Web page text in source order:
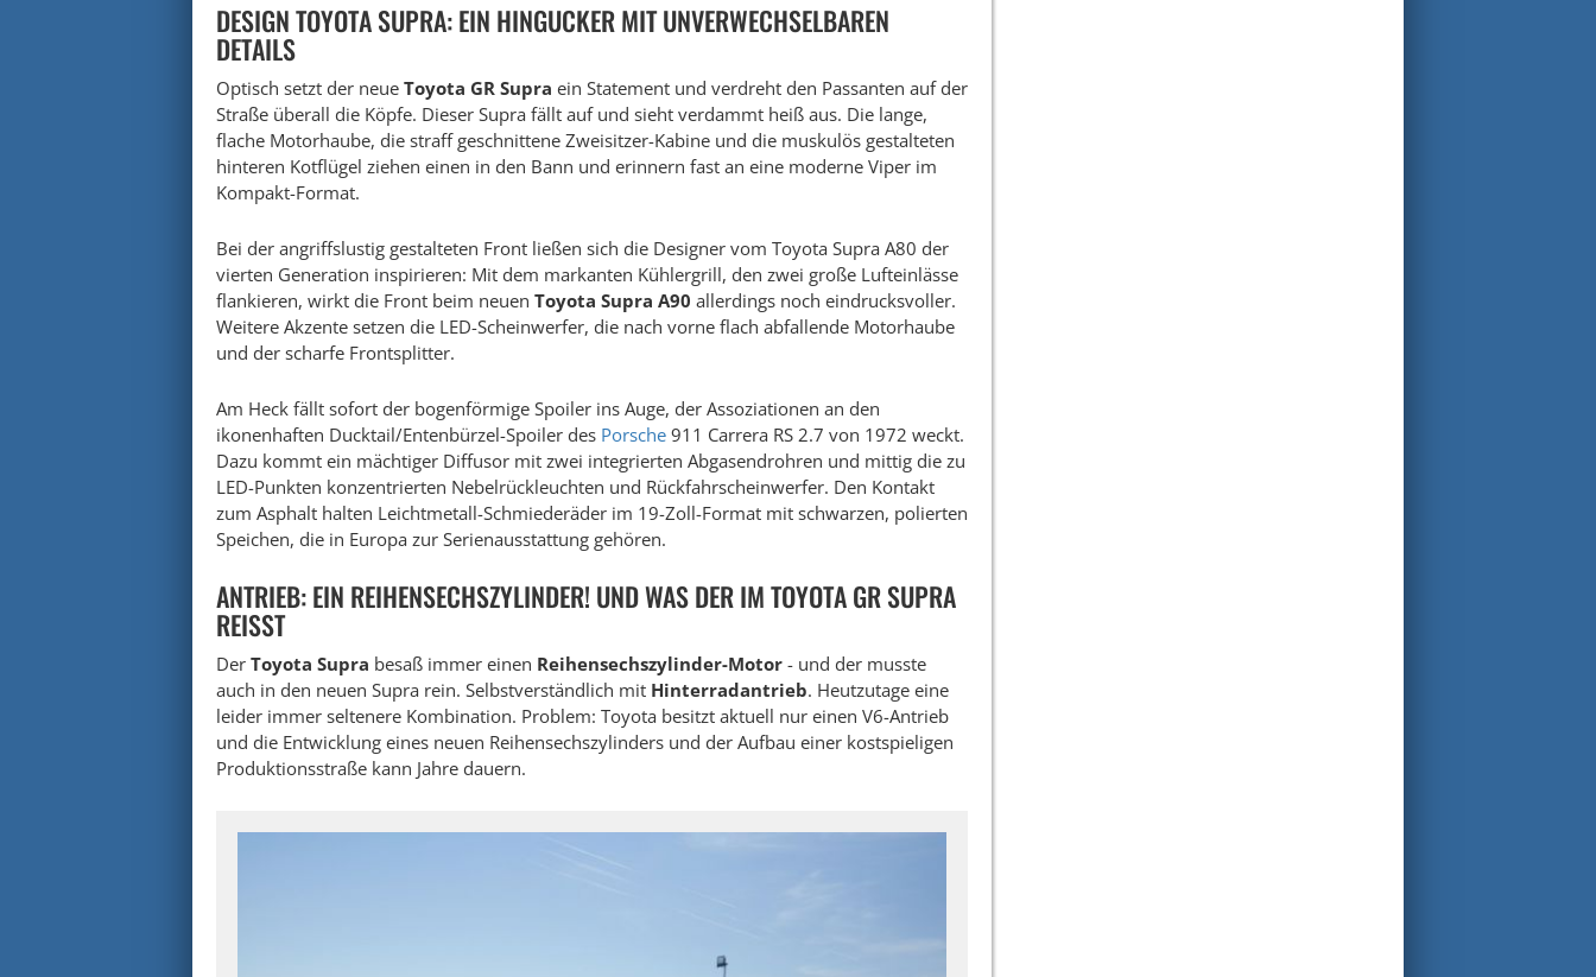
DESIGN TOYOTA SUPRA: EIN HINGUCKER MIT UNVERWECHSELBAREN
DETAILS
Optisch setzt der neue Toyota GR Supra ein Statement und verdreht den Passanten auf der
Straße überall die Köpfe. Dieser Supra fällt auf und sieht verdammt heiß aus. Die lange,
flache Motorhaube, die straff geschnittene Zweisitzer-Kabine und die muskulös gestalteten
hinteren Kotflügel ziehen einen in den Bann und erinnern fast an eine moderne Viper im
Kompakt-Format.
Bei der angriffslustig gestalteten Front ließen sich die Designer vom Toyota Supra A80 der
vierten Generation inspirieren: Mit dem markanten Kühlergrill, den zwei große Lufteinlässe
flankieren, wirkt die Front beim neuen Toyota Supra A90 allerdings noch eindrucksvoller.
Weitere Akzente setzen die LED-Scheinwerfer, die nach vorne flach abfallende Motorhaube
und der scharfe Frontsplitter.
Am Heck fällt sofort der bogenförmige Spoiler ins Auge, der Assoziationen an den
ikonenhaften Ducktail/Entenbürzel-Spoiler des Porsche 911 Carrera RS 2.7 von 1972 weckt.
Dazu kommt ein mächtiger Diffusor mit zwei integrierten Abgasendrohren und mittig die zu
LED-Punkten konzentrierten Nebelrückleuchten und Rückfahrscheinwerfer. Den Kontakt
zum Asphalt halten Leichtmetall-Schmiederäder im 19-Zoll-Format mit schwarzen, polierten
Speichen, die in Europa zur Serienausstattung gehören.
ANTRIEB: EIN REIHENSECHSZYLINDER! UND WAS DER IM TOYOTA GR SUPRA
REISST
Der Toyota Supra besaß immer einen Reihensechszylinder-Motor - und der musste
auch in den neuen Supra rein. Selbstverständlich mit Hinterradantrieb. Heutzutage eine
leider immer seltenere Kombination. Problem: Toyota besitzt aktuell nur einen V6-Antrieb
und die Entwicklung eines neuen Reihensechszylinders und der Aufbau einer kostspieligen
Produktionsstraße kann Jahre dauern.